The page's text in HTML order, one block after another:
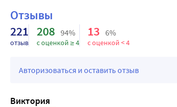
Отзывы
221
отзыв
208 94%
с оценкой ≥ 4
13 6%
с оценкой < 4
Авторизоваться и оставить отзыв
Виктория